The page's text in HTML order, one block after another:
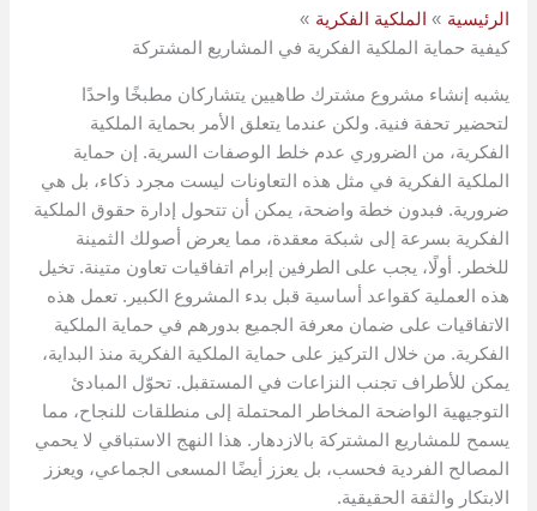
الرئيسية
الملكية الفكرية
كيفية حماية الملكية الفكرية في المشاريع المشتركة
يشبه إنشاء مشروع مشترك طاهيين يتشاركان مطبخًا واحدًا
لتحضير تحفة فنية. ولكن عندما يتعلق الأمر بحماية الملكية
الفكرية، من الضروري عدم خلط الوصفات السرية. إن حماية
الملكية الفكرية في مثل هذه التعاونات ليست مجرد ذكاء، بل هي
ضرورية. فبدون خطة واضحة، يمكن أن تتحول إدارة حقوق الملكية
الفكرية بسرعة إلى شبكة معقدة، مما يعرض أصولك الثمينة
للخطر. أولًا، يجب على الطرفين إبرام اتفاقيات تعاون متينة. تخيل
هذه العملية كقواعد أساسية قبل بدء المشروع الكبير. تعمل هذه
الاتفاقيات على ضمان معرفة الجميع بدورهم في حماية الملكية
الفكرية. من خلال التركيز على حماية الملكية الفكرية منذ البداية،
يمكن للأطراف تجنب النزاعات في المستقبل. تحوّل المبادئ
التوجيهية الواضحة المخاطر المحتملة إلى منطلقات للنجاح، مما
يسمح للمشاريع المشتركة بالازدهار. هذا النهج الاستباقي لا يحمي
المصالح الفردية فحسب، بل يعزز أيضًا المسعى الجماعي، ويعزز
الابتكار والثقة الحقيقية.